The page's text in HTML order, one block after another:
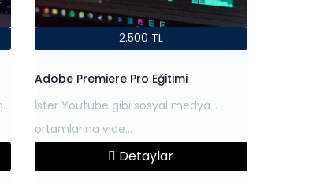
2.500 TL
Adobe Premiere Pro Eğitimi
İster Youtube gibi sosyal medya
Detaylar